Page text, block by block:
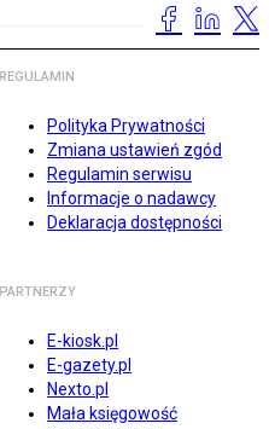
REGULAMIN
Polityka Prywatności
Zmiana ustawień zgód
Regulamin serwisu
Informacje o nadawcy
Deklaracja dostępności
PARTNERZY
E-kiosk.pl
E-gazety.pl
Nexto.pl
Mała księgowość